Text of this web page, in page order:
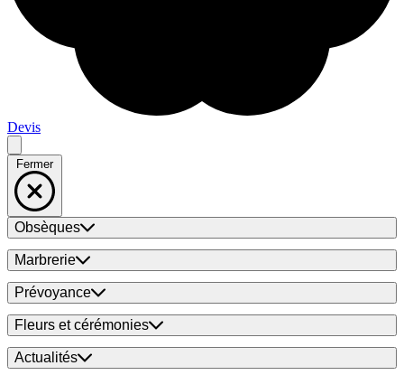
Devis
Fermer
Obsèques
Marbrerie
Prévoyance
Fleurs et cérémonies
Actualités